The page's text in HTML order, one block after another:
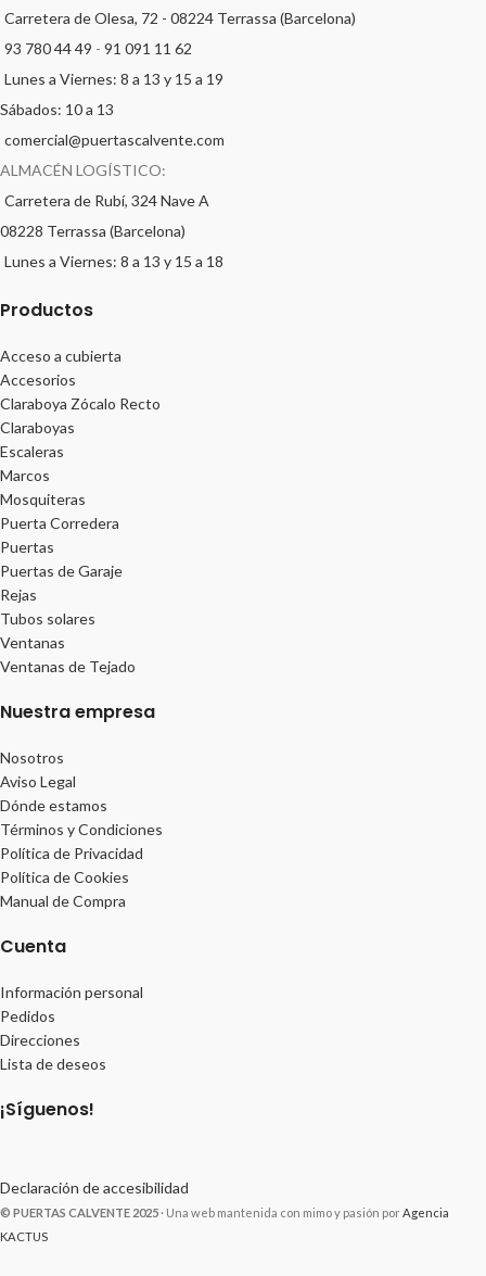
Carretera de Olesa, 72 - 08224 Terrassa (Barcelona)
93 780 44 49 - 91 091 11 62
Lunes a Viernes: 8 a 13 y 15 a 19
Sábados: 10 a 13
comercial@puertascalvente.com
ALMACÉN LOGÍSTICO:
Carretera de Rubí, 324 Nave A
08228 Terrassa (Barcelona)
Lunes a Viernes: 8 a 13 y 15 a 18
Productos
Acceso a cubierta
Accesorios
Claraboya Zócalo Recto
Claraboyas
Escaleras
Marcos
Mosquiteras
Puerta Corredera
Puertas
Puertas de Garaje
Rejas
Tubos solares
Ventanas
Ventanas de Tejado
Nuestra empresa
Nosotros
Aviso Legal
Dónde estamos
Términos y Condiciones
Política de Privacidad
Política de Cookies
Manual de Compra
Cuenta
Información personal
Pedidos
Direcciones
Lista de deseos
¡Síguenos!
Declaración de accesibilidad
© PUERTAS CALVENTE 2025 · Una web mantenida con mimo y pasión por Agencia
KACTUS